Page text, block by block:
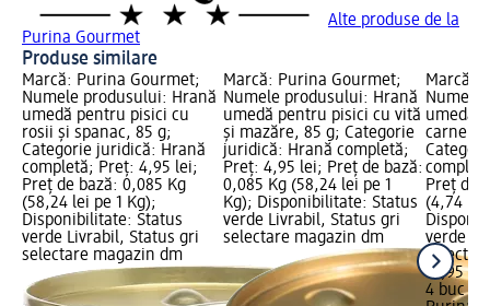
Alte produse de la
Purina Gourmet
Produse similare
Marcă: Purina Gourmet;
Numele produsului: Hrană
umedă pentru pisici cu
rosii şi spanac, 85 g;
Categorie juridică: Hrană
completă; Preț: 4,95 lei;
Preț de bază: 0,085 Kg
(58,24 lei pe 1 Kg);
Disponibilitate: Status
verde Livrabil, Status gri
selectare magazin dm
Marcă: Purina Gourmet;
Numele produsului: Hrană
umedă pentru pisici cu vită
şi mazăre, 85 g; Categorie
juridică: Hrană completă;
Preț: 4,95 lei; Preț de bază:
0,085 Kg (58,24 lei pe 1
Kg); Disponibilitate: Status
verde Livrabil, Status gri
selectare magazin dm
Marcă:
Numele
umedă
carne
Preț de
(4,74 lei
verde
18,95 lei
4 buc